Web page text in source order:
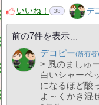
いいね！
38 デ
前の7件を表示
デコピー
> 風のましゅ
白いシャーベ
になるほど酸
よ～くかき混